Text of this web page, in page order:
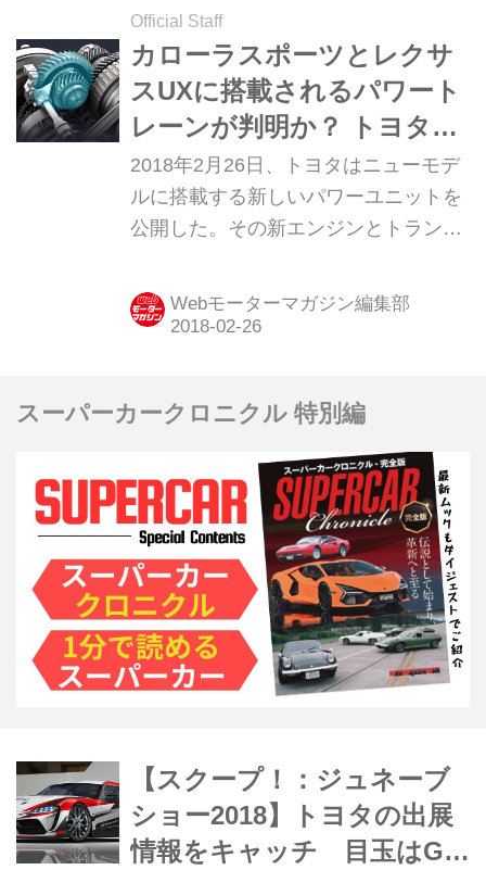
Official Staff
カローラスポーツとレクサ
スUXに搭載されるパワート
レーンが判明か？ トヨタが
新技術を公開【ジュネーブ
モーターショー】
2018年2月26日、トヨタはニューモデ
ルに搭載する新しいパワーユニットを
公開した。その新エンジンとトランス
どは、3月8日開催のジュネーブ国際モ
ーターショーに初登場するモデルに搭
Webモーターマガジン編集部
スーパーカークロニクル 特別編
【スクープ！：ジュネーブ
ショー2018】トヨタの出展
情報をキャッチ 目玉はGR